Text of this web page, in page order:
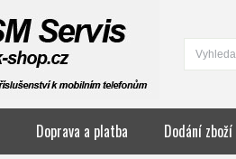
Doprava a platba Dodání zboží